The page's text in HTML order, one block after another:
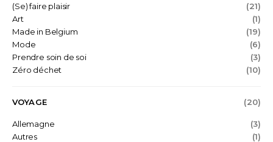
(Se) faire plaisir
(21)
Art
(1)
Made in Belgium
(19)
Mode
(6)
Prendre soin de soi
(3)
Zéro déchet
(10)
VOYAGE (20)
Allemagne
(3)
Autres
(1)